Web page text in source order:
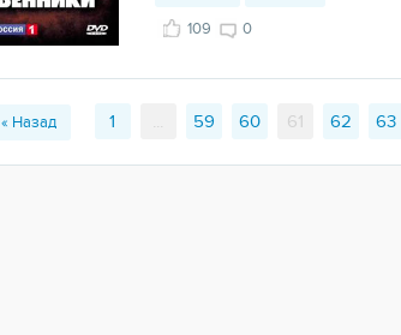
109 0
« Назад 1 ... 59 60 61 62 63